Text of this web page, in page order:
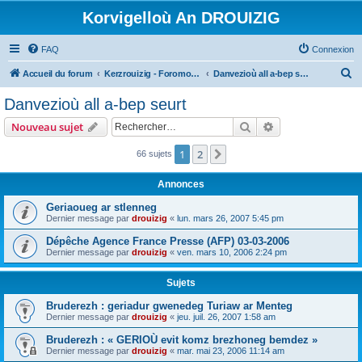
Korvigelloù An DROUIZIG
FAQ Connexion
Accueil du forum Kerzrouizig - Foromoù An Drouizig Danvezioù all a-bep seurt
e
Danvezioù all a-bep seurt
Nouveau sujet Rechercher
66 sujets 1 2
Annonces
Geriaoueg ar stlenneg
Dernier message par drouizig « lun. mars 26, 2007 5:45 pm
Dépêche Agence France Presse (AFP) 03-03-2006
Dernier message par drouizig « ven. mars 10, 2006 2:24 pm
Sujets
Bruderezh : geriadur gwenedeg Turiaw ar Menteg
Dernier message par drouizig « jeu. juil. 26, 2007 1:58 am
Bruderezh : « GERIOÙ evit komz brezhoneg bemdez »
Dernier message par drouizig « mar. mai 23, 2006 11:14 am